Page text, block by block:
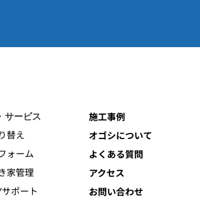
サービス
替え
ォーム
家管理
ポート
施工事例
オゴシについて
よくある質問
アクセス
お問い合わせ